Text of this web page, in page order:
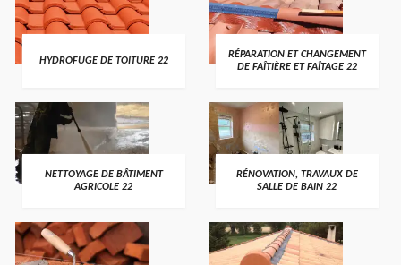
HYDROFUGE DE TOITURE 22
RÉPARATION ET CHANGEMENT
DE FAÎTIÈRE ET FAÎTAGE 22
NETTOYAGE DE BÂTIMENT
AGRICOLE 22
RÉNOVATION, TRAVAUX DE
SALLE DE BAIN 22